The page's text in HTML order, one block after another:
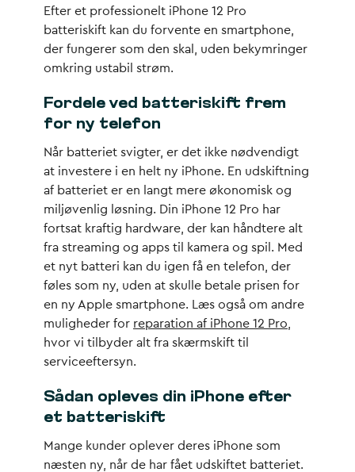
Efter et professionelt iPhone 12 Pro
batteriskift kan du forvente en smartphone,
der fungerer som den skal, uden bekymringer
omkring ustabil strøm.
Fordele ved batteriskift frem
for ny telefon
Når batteriet svigter, er det ikke nødvendigt
at investere i en helt ny iPhone. En udskiftning
af batteriet er en langt mere økonomisk og
miljøvenlig løsning. Din iPhone 12 Pro har
fortsat kraftig hardware, der kan håndtere alt
fra streaming og apps til kamera og spil. Med
et nyt batteri kan du igen få en telefon, der
føles som ny, uden at skulle betale prisen for
en ny Apple smartphone. Læs også om andre
muligheder for reparation af iPhone 12 Pro
hvor vi tilbyder alt fra skærmskift til
serviceeftersyn.
Sådan opleves din iPhone efter
et batteriskift
Mange kunder oplever deres iPhone som
næsten ny, når de har fået udskiftet batteriet.